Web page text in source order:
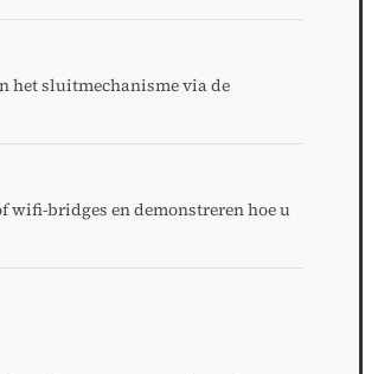
het sluitmechanisme via de
wifi-bridges en demonstreren hoe u